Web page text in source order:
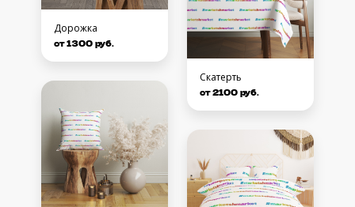
Дорожка
от 1300 руб.
Скатерть
от 2100 руб.